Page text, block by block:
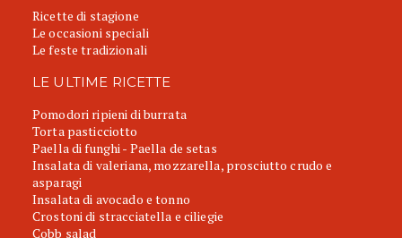
Ricette di stagione
Le occasioni speciali
Le feste tradizionali
LE ULTIME RICETTE
Pomodori ripieni di burrata
Torta pasticciotto
Paella di funghi - Paella de setas
Insalata di valeriana, mozzarella, prosciutto crudo e
asparagi
Insalata di avocado e tonno
Crostoni di stracciatella e ciliegie
Cobb salad